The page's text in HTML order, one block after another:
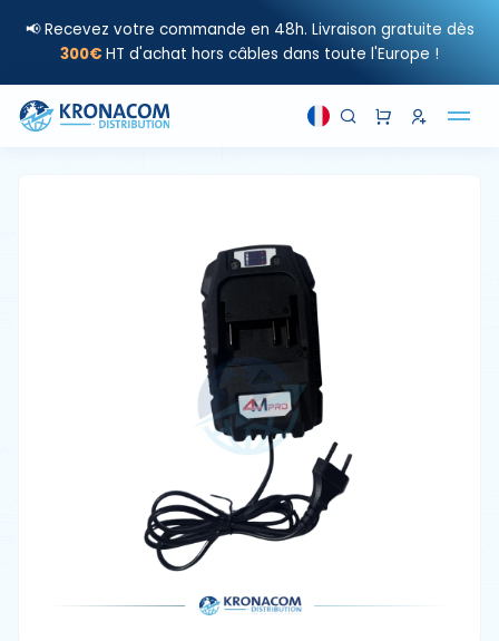
📢 Recevez votre commande en 48h. Livraison gratuite dès
300€ HT d'achat hors câbles dans toute l'Europe !